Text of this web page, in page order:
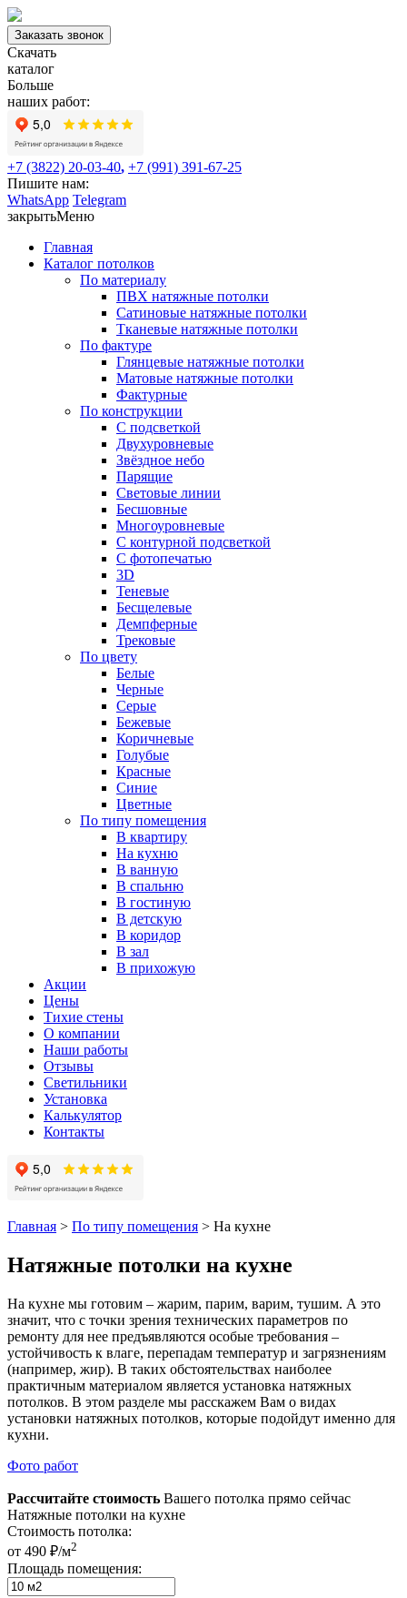
Заказать звонок
Скачать
каталог
Больше
наших работ:
+7 (3822) 20-03-40, +7 (991) 391-67-25
Пишите нам:
WhatsApp Telegram
закрытьМеню
Главная
Каталог потолков
По материалу
ПВХ натяжные потолки
Сатиновые натяжные потолки
Тканевые натяжные потолки
По фактуре
Глянцевые натяжные потолки
Матовые натяжные потолки
Фактурные
По конструкции
С подсветкой
Двухуровневые
Звёздное небо
Парящие
Световые линии
Бесшовные
Многоуровневые
С контурной подсветкой
С фотопечатью
3D
Теневые
Бесщелевые
Демпферные
Трековые
По цвету
Белые
Черные
Серые
Бежевые
Коричневые
Голубые
Красные
Синие
Цветные
По типу помещения
В квартиру
На кухню
В ванную
В спальню
В гостиную
В детскую
В коридор
В зал
В прихожую
Акции
Цены
Тихие стены
О компании
Наши работы
Отзывы
Светильники
Установка
Калькулятор
Контакты
Главная > По типу помещения > На кухне
Натяжные потолки на кухне
На кухне мы готовим – жарим, парим, варим, тушим. А это
значит, что с точки зрения технических параметров по
ремонту для нее предъявляются особые требования –
устойчивость к влаге, перепадам температур и загрязнениям
(например, жир). В таких обстоятельствах наиболее
практичным материалом является установка натяжных
потолков. В этом разделе мы расскажем Вам о видах
установки натяжных потолков, которые подойдут именно для
кухни.
Фото работ
Рассчитайте стоимость Вашего потолка прямо сейчас
Натяжные потолки на кухне
Стоимость потолка:
от 490 ₽/м2
Площадь помещения: